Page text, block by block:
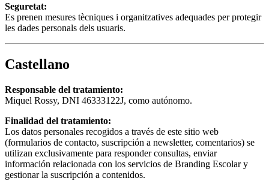
Seguretat:
Es prenen mesures tècniques i organitzatives adequades per protegir
les dades personals dels usuaris.
Castellano
Responsable del tratamiento:
Miquel Rossy, DNI 46333122J, como autónomo.
Finalidad del tratamiento:
Los datos personales recogidos a través de este sitio web
(formularios de contacto, suscripción a newsletter, comentarios) se
utilizan exclusivamente para responder consultas, enviar
información relacionada con los servicios de Branding Escolar y
gestionar la suscripción a contenidos.